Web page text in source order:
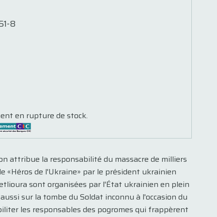
en rupture de stock.
8
attribue la responsabilité du massacre de milliers
«Héros de l'Ukraine» par le président ukrainien
sont organisées par l'État ukrainien en plein
sur la tombe du Soldat inconnu à l'occasion du
les responsables des pogromes qui frappèrent